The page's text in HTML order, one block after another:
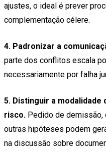
ajustes, o ideal é prever
complementação célere.
4. Padronizar a
parte dos conflitos escala
necessariamente por falha
5. Distinguir a modalidade
risco. Pedido de demissão,
outras hipóteses podem
na discussão sobre